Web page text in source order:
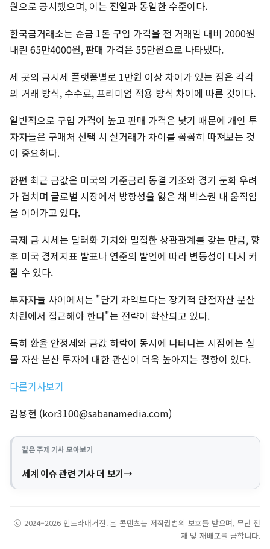
원으로 공시했으며, 이는 전일과 동일한 수준이다.
한국금거래소는 순금 1돈 구입 가격을 전 거래일 대비 2000원
내린 65만4000원, 판매 가격은 55만원으로 나타냈다.
세 곳의 금시세 플랫폼별로 1만원 이상 차이가 있는 점은 각각
의 거래 방식, 수수료, 프리미엄 적용 방식 차이에 따른 것이다.
일반적으로 구입 가격이 높고 판매 가격은 낮기 때문에 개인 투
자자들은 구매처 선택 시 실거래가 차이를 꼼꼼히 따져보는 것
이 중요하다.
한편 최근 금값은 미국의 기준금리 동결 기조와 경기 둔화 우려
가 겹치며 글로벌 시장에서 방향성을 잃은 채 박스권 내 움직임
을 이어가고 있다.
국제 금 시세는 달러화 가치와 밀접한 상관관계를 갖는 만큼, 향
후 미국 경제지표 발표나 연준의 발언에 따라 변동성이 다시 커
질 수 있다.
투자자들 사이에서는 "단기 차익보다는 장기적 안전자산 분산
차원에서 접근해야 한다"는 전략이 확산되고 있다.
특히 환율 안정세와 금값 하락이 동시에 나타나는 시점에는 실
물 자산 분산 투자에 대한 관심이 더욱 높아지는 경향이 있다.
다른기사보기
김용현 (kor3100@sabanamedia.com)
같은 주제 기사 모아보기
세계 이슈 관련 기사 더 보기
ⓒ 2024–2026 인트라매거진. 본 콘텐츠는 저작권법의 보호를 받으며, 무단 전
재 및 재배포를 금합니다.